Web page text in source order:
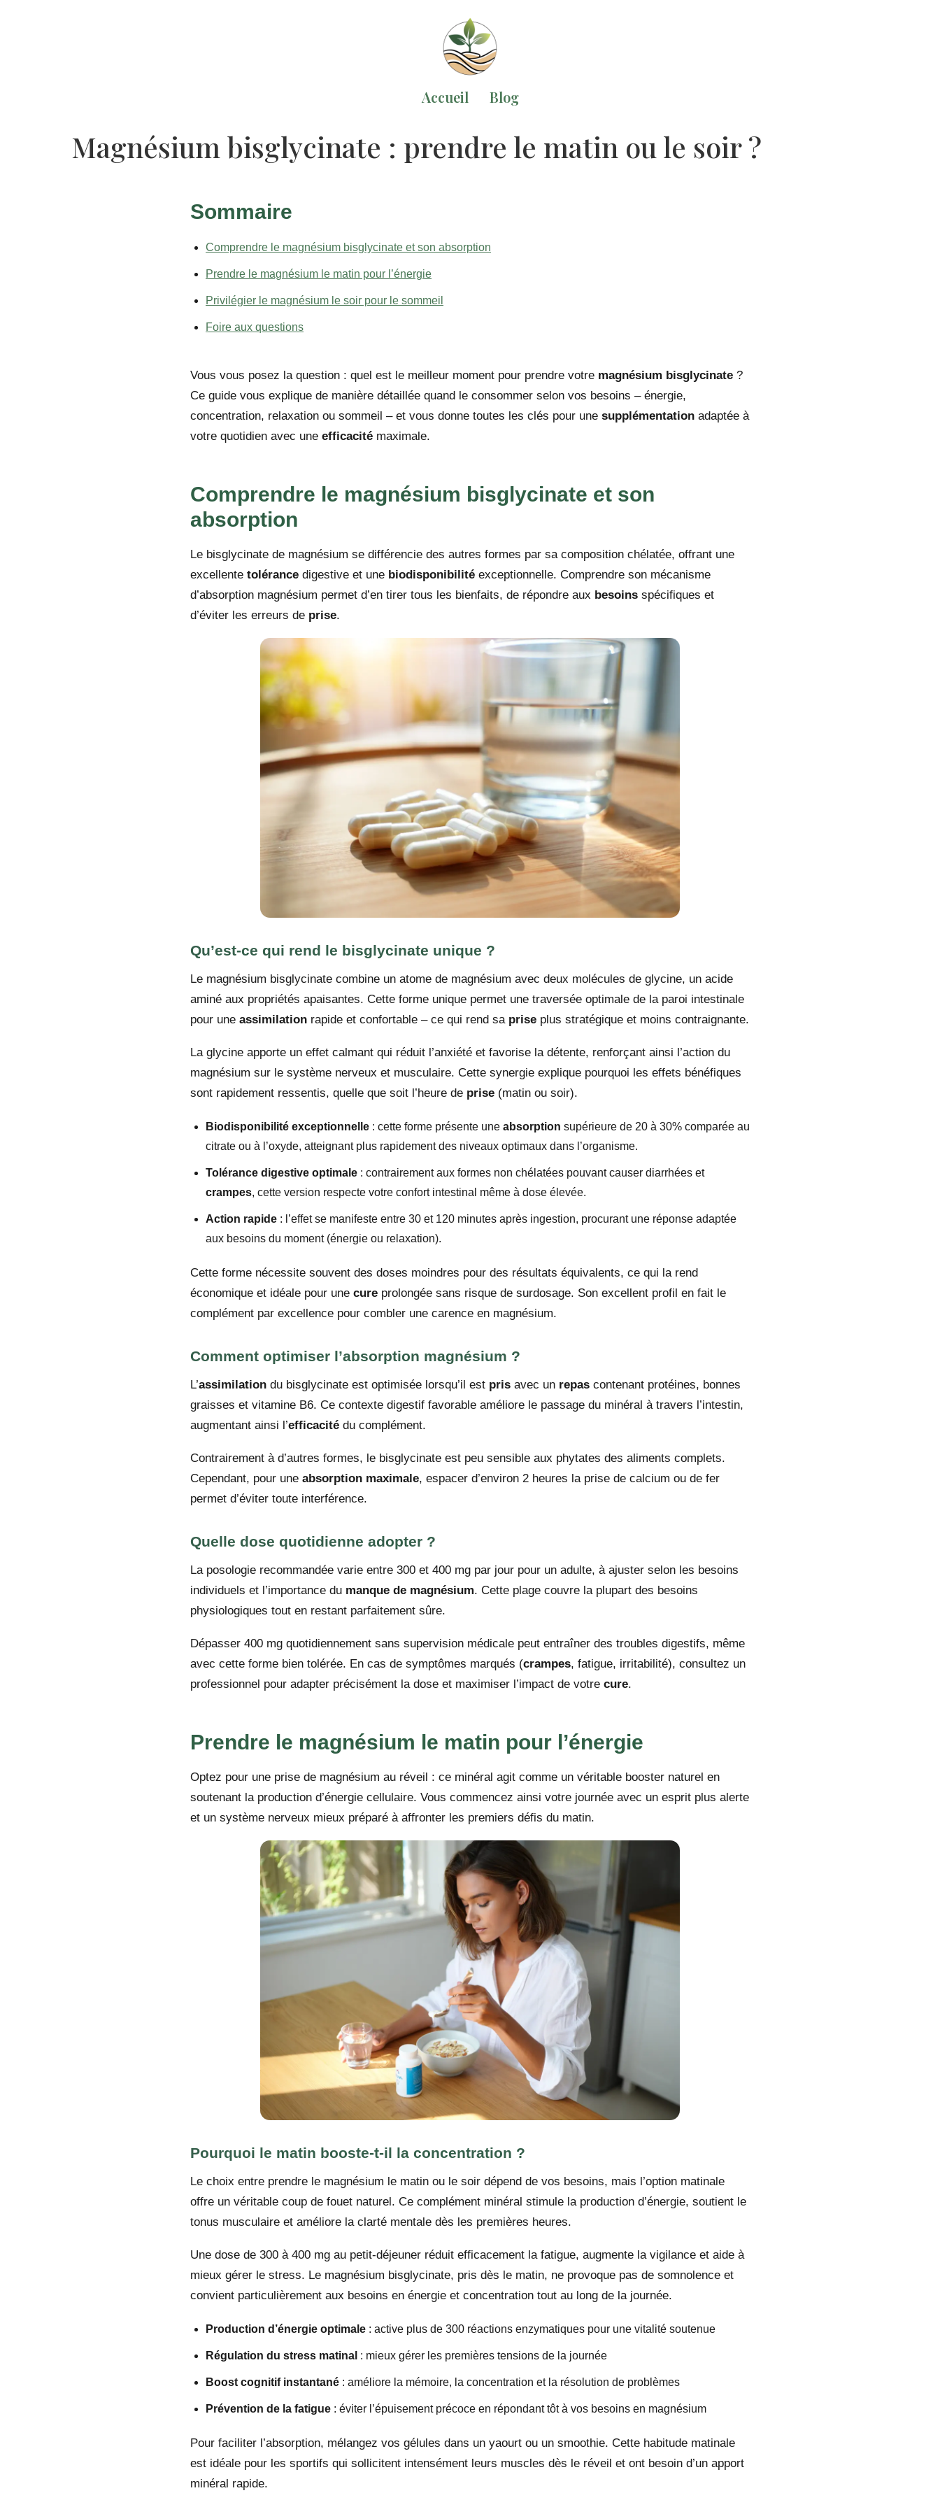
Accueil Blog
Magnésium bisglycinate : prendre le matin ou le soir ?
Sommaire
Comprendre le magnésium bisglycinate et son absorption
Prendre le magnésium le matin pour l’énergie
Privilégier le magnésium le soir pour le sommeil
Foire aux questions
Vous vous posez la question : quel est le meilleur moment pour prendre votre magnésium bisglycinate ?
Ce guide vous explique de manière détaillée quand le consommer selon vos besoins – énergie,
concentration, relaxation ou sommeil – et vous donne toutes les clés pour une supplémentation adaptée à
votre quotidien avec une efficacité maximale.
Comprendre le magnésium bisglycinate et son
absorption
Le bisglycinate de magnésium se différencie des autres formes par sa composition chélatée, offrant une
excellente tolérance digestive et une biodisponibilité exceptionnelle. Comprendre son mécanisme
d’absorption magnésium permet d’en tirer tous les bienfaits, de répondre aux besoins spécifiques et
d’éviter les erreurs de prise.
Qu’est-ce qui rend le bisglycinate unique ?
Le magnésium bisglycinate combine un atome de magnésium avec deux molécules de glycine, un acide
aminé aux propriétés apaisantes. Cette forme unique permet une traversée optimale de la paroi intestinale
pour une assimilation rapide et confortable – ce qui rend sa prise plus stratégique et moins contraignante.
La glycine apporte un effet calmant qui réduit l’anxiété et favorise la détente, renforçant ainsi l’action du
magnésium sur le système nerveux et musculaire. Cette synergie explique pourquoi les effets bénéfiques
sont rapidement ressentis, quelle que soit l’heure de prise (matin ou soir).
Biodisponibilité exceptionnelle : cette forme présente une absorption supérieure de 20 à 30% comparée au
citrate ou à l’oxyde, atteignant plus rapidement des niveaux optimaux dans l’organisme.
Tolérance digestive optimale : contrairement aux formes non chélatées pouvant causer diarrhées et
crampes, cette version respecte votre confort intestinal même à dose élevée.
Action rapide : l’effet se manifeste entre 30 et 120 minutes après ingestion, procurant une réponse adaptée
aux besoins du moment (énergie ou relaxation).
Cette forme nécessite souvent des doses moindres pour des résultats équivalents, ce qui la rend
économique et idéale pour une cure prolongée sans risque de surdosage. Son excellent profil en fait le
complément par excellence pour combler une carence en magnésium.
Comment optimiser l’absorption magnésium ?
L’assimilation du bisglycinate est optimisée lorsqu’il est pris avec un repas contenant protéines, bonnes
graisses et vitamine B6. Ce contexte digestif favorable améliore le passage du minéral à travers l’intestin,
augmentant ainsi l’efficacité du complément.
Contrairement à d’autres formes, le bisglycinate est peu sensible aux phytates des aliments complets.
Cependant, pour une absorption maximale, espacer d’environ 2 heures la prise de calcium ou de fer
permet d’éviter toute interférence.
Quelle dose quotidienne adopter ?
La posologie recommandée varie entre 300 et 400 mg par jour pour un adulte, à ajuster selon les besoins
individuels et l’importance du manque de magnésium. Cette plage couvre la plupart des besoins
physiologiques tout en restant parfaitement sûre.
Dépasser 400 mg quotidiennement sans supervision médicale peut entraîner des troubles digestifs, même
avec cette forme bien tolérée. En cas de symptômes marqués (crampes, fatigue, irritabilité), consultez un
professionnel pour adapter précisément la dose et maximiser l’impact de votre cure.
Prendre le magnésium le matin pour l’énergie
Optez pour une prise de magnésium au réveil : ce minéral agit comme un véritable booster naturel en
soutenant la production d’énergie cellulaire. Vous commencez ainsi votre journée avec un esprit plus alerte
et un système nerveux mieux préparé à affronter les premiers défis du matin.
Pourquoi le matin booste-t-il la concentration ?
Le choix entre prendre le magnésium le matin ou le soir dépend de vos besoins, mais l’option matinale
offre un véritable coup de fouet naturel. Ce complément minéral stimule la production d’énergie, soutient le
tonus musculaire et améliore la clarté mentale dès les premières heures.
Une dose de 300 à 400 mg au petit-déjeuner réduit efficacement la fatigue, augmente la vigilance et aide à
mieux gérer le stress. Le magnésium bisglycinate, pris dès le matin, ne provoque pas de somnolence et
convient particulièrement aux besoins en énergie et concentration tout au long de la journée.
Production d’énergie optimale : active plus de 300 réactions enzymatiques pour une vitalité soutenue
Régulation du stress matinal : mieux gérer les premières tensions de la journée
Boost cognitif instantané : améliore la mémoire, la concentration et la résolution de problèmes
Prévention de la fatigue : éviter l’épuisement précoce en répondant tôt à vos besoins en magnésium
Pour faciliter l’absorption, mélangez vos gélules dans un yaourt ou un smoothie. Cette habitude matinale
est idéale pour les sportifs qui sollicitent intensément leurs muscles dès le réveil et ont besoin d’un apport
minéral rapide.